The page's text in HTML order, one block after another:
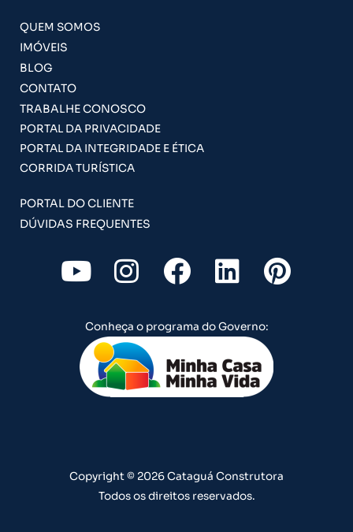
QUEM SOMOS
IMÓVEIS
BLOG
CONTATO
TRABALHE CONOSCO
PORTAL DA PRIVACIDADE
PORTAL DA INTEGRIDADE E ÉTICA
CORRIDA TURÍSTICA
PORTAL DO CLIENTE
DÚVIDAS FREQUENTES
Y
o
u
t
u
b
I
n
s
t
a
g
m
F
a
c
e
b
o
L
i
n
k
e
d
P
i
t
Conheça o programa do Governo:
Copyright © 2026 Cataguá Construtora
Todos os direitos reservados.